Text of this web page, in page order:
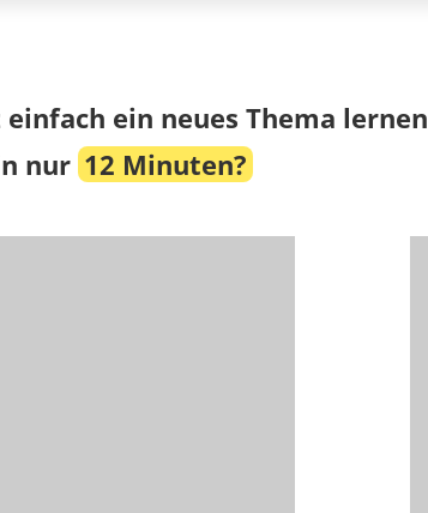
ein neues Thema lernen
nur 12 Minuten?